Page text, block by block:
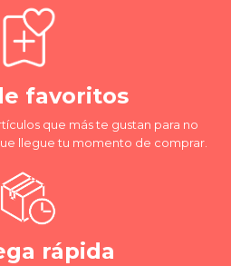
favoritos
que más te gustan para no
llegue tu momento de comprar.
rápida